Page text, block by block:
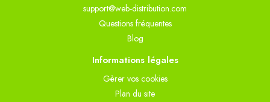
support@web-distribution.com
Questions fréquentes
Blog
Informations légales
Gèrer vos cookies
Plan du site